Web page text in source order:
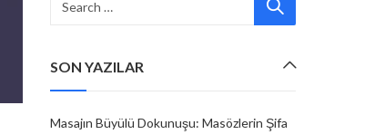
SON YAZILAR
Masajın Büyülü Dokunuşu: Masözlerin Şifa